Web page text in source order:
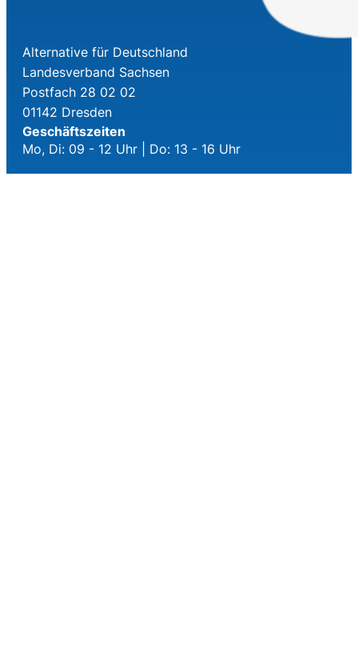
Alternative für Deutschland
Landesverband Sachsen
Postfach 28 02 02
01142 Dresden
Geschäftszeiten
Mo, Di: 09 - 12 Uhr | Do: 13 - 16 Uhr